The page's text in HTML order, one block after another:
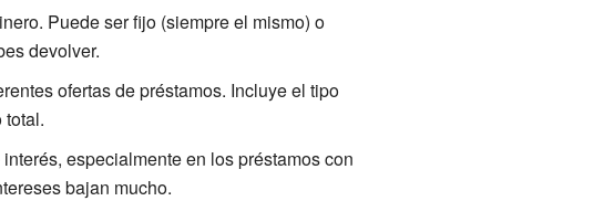
Puede ser fijo (siempre el mismo) o
devolver.
ofertas de préstamos. Incluye el tipo
total.
especialmente en los préstamos con
bajan mucho.